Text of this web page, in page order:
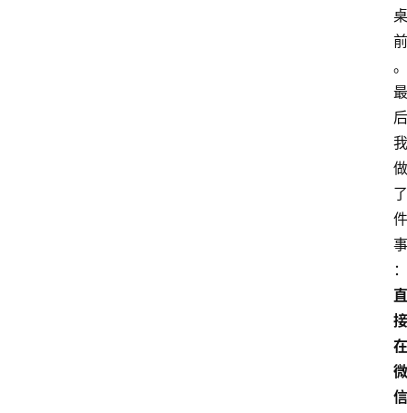
桌
前
。
最
后
我
做
了
件
事
：
直
接
在
微
信